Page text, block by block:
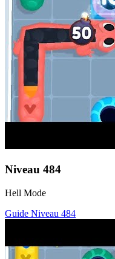
Niveau 484
Hell Mode
Guide Niveau 484